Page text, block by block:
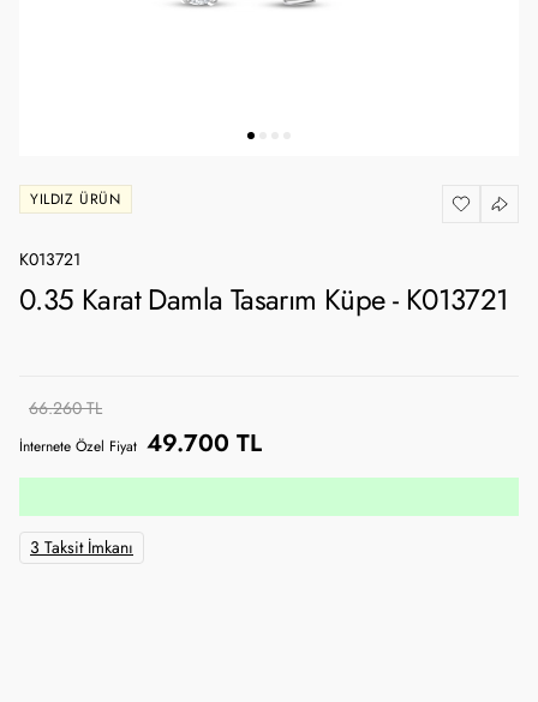
YILDIZ ÜRÜN
K013721
0.35 Karat Damla Tasarım Küpe - K013721
66.260 TL
İnternete Özel Fiyat 49.700 TL
3 Taksit İmkanı